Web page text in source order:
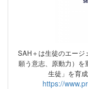
SAH＋は生徒のエージ
願う意志、原動力） を
生徒」を育
https://